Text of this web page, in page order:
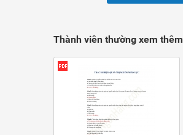
Thành viên thường xem thêm